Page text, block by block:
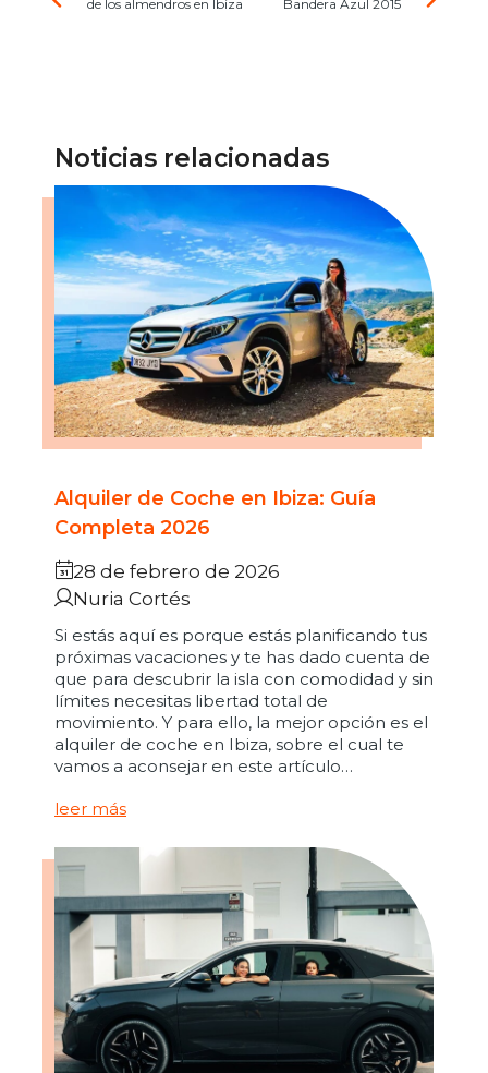
de los almendros en Ibiza Bandera Azul 2015
Noticias relacionadas
Alquiler de Coche en Ibiza: Guía
Completa 2026
28 de febrero de 2026
Nuria Cortés
Si estás aquí es porque estás planificando tus
próximas vacaciones y te has dado cuenta de
que para descubrir la isla con comodidad y sin
límites necesitas libertad total de
movimiento. Y para ello, la mejor opción es el
alquiler de coche en Ibiza, sobre el cual te
vamos a aconsejar en este artículo…
leer más